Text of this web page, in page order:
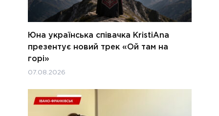
Юна українська співачка KristiAna
презентує новий трек «Ой там на
горі»
07.08.2026